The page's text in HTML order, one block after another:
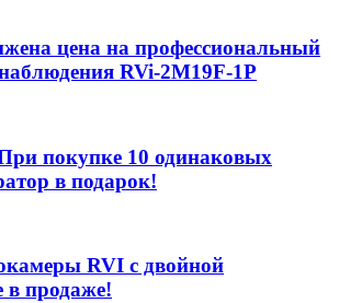
цена на профессиональный
RVi-2M19F-1P
покупке 10 одинаковых
в подарок!
RVI с двойной
в продаже!